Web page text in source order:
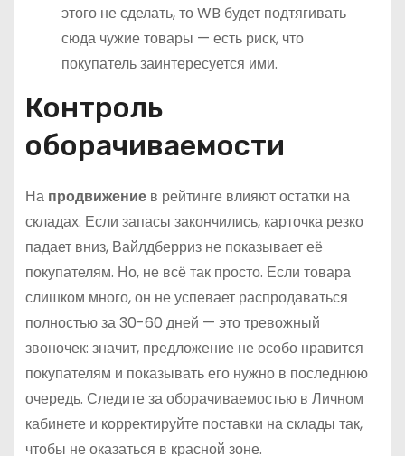
этого не сделать, то WB будет подтягивать
сюда чужие товары — есть риск, что
покупатель заинтересуется ими.
Контроль
оборачиваемости
На продвижениев рейтинге влияют остатки на
складах. Если запасы закончились, карточка резко
падает вниз, Вайлдберриз не показывает её
покупателям. Но, не всё так просто. Если товара
слишком много, он не успевает распродаваться
полностью за 30-60 дней — это тревожный
звоночек: значит, предложение не особо нравится
покупателям и показывать его нужно в последнюю
очередь. Следите за оборачиваемостью в Личном
кабинете и корректируйте поставки на склады так,
чтобы не оказаться в красной зоне.